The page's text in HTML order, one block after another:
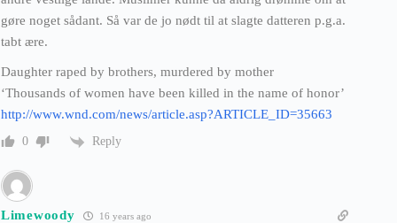
gøre noget sådant. Så var de jo nødt til at slagte datteren p.g.a.
tabt ære.
Daughter raped by brothers, murdered by mother
‘Thousands of women have been killed in the name of honor’
http://www.wnd.com/news/article.asp?ARTICLE_ID=35663
0 Reply
Limewoody 16 years ago